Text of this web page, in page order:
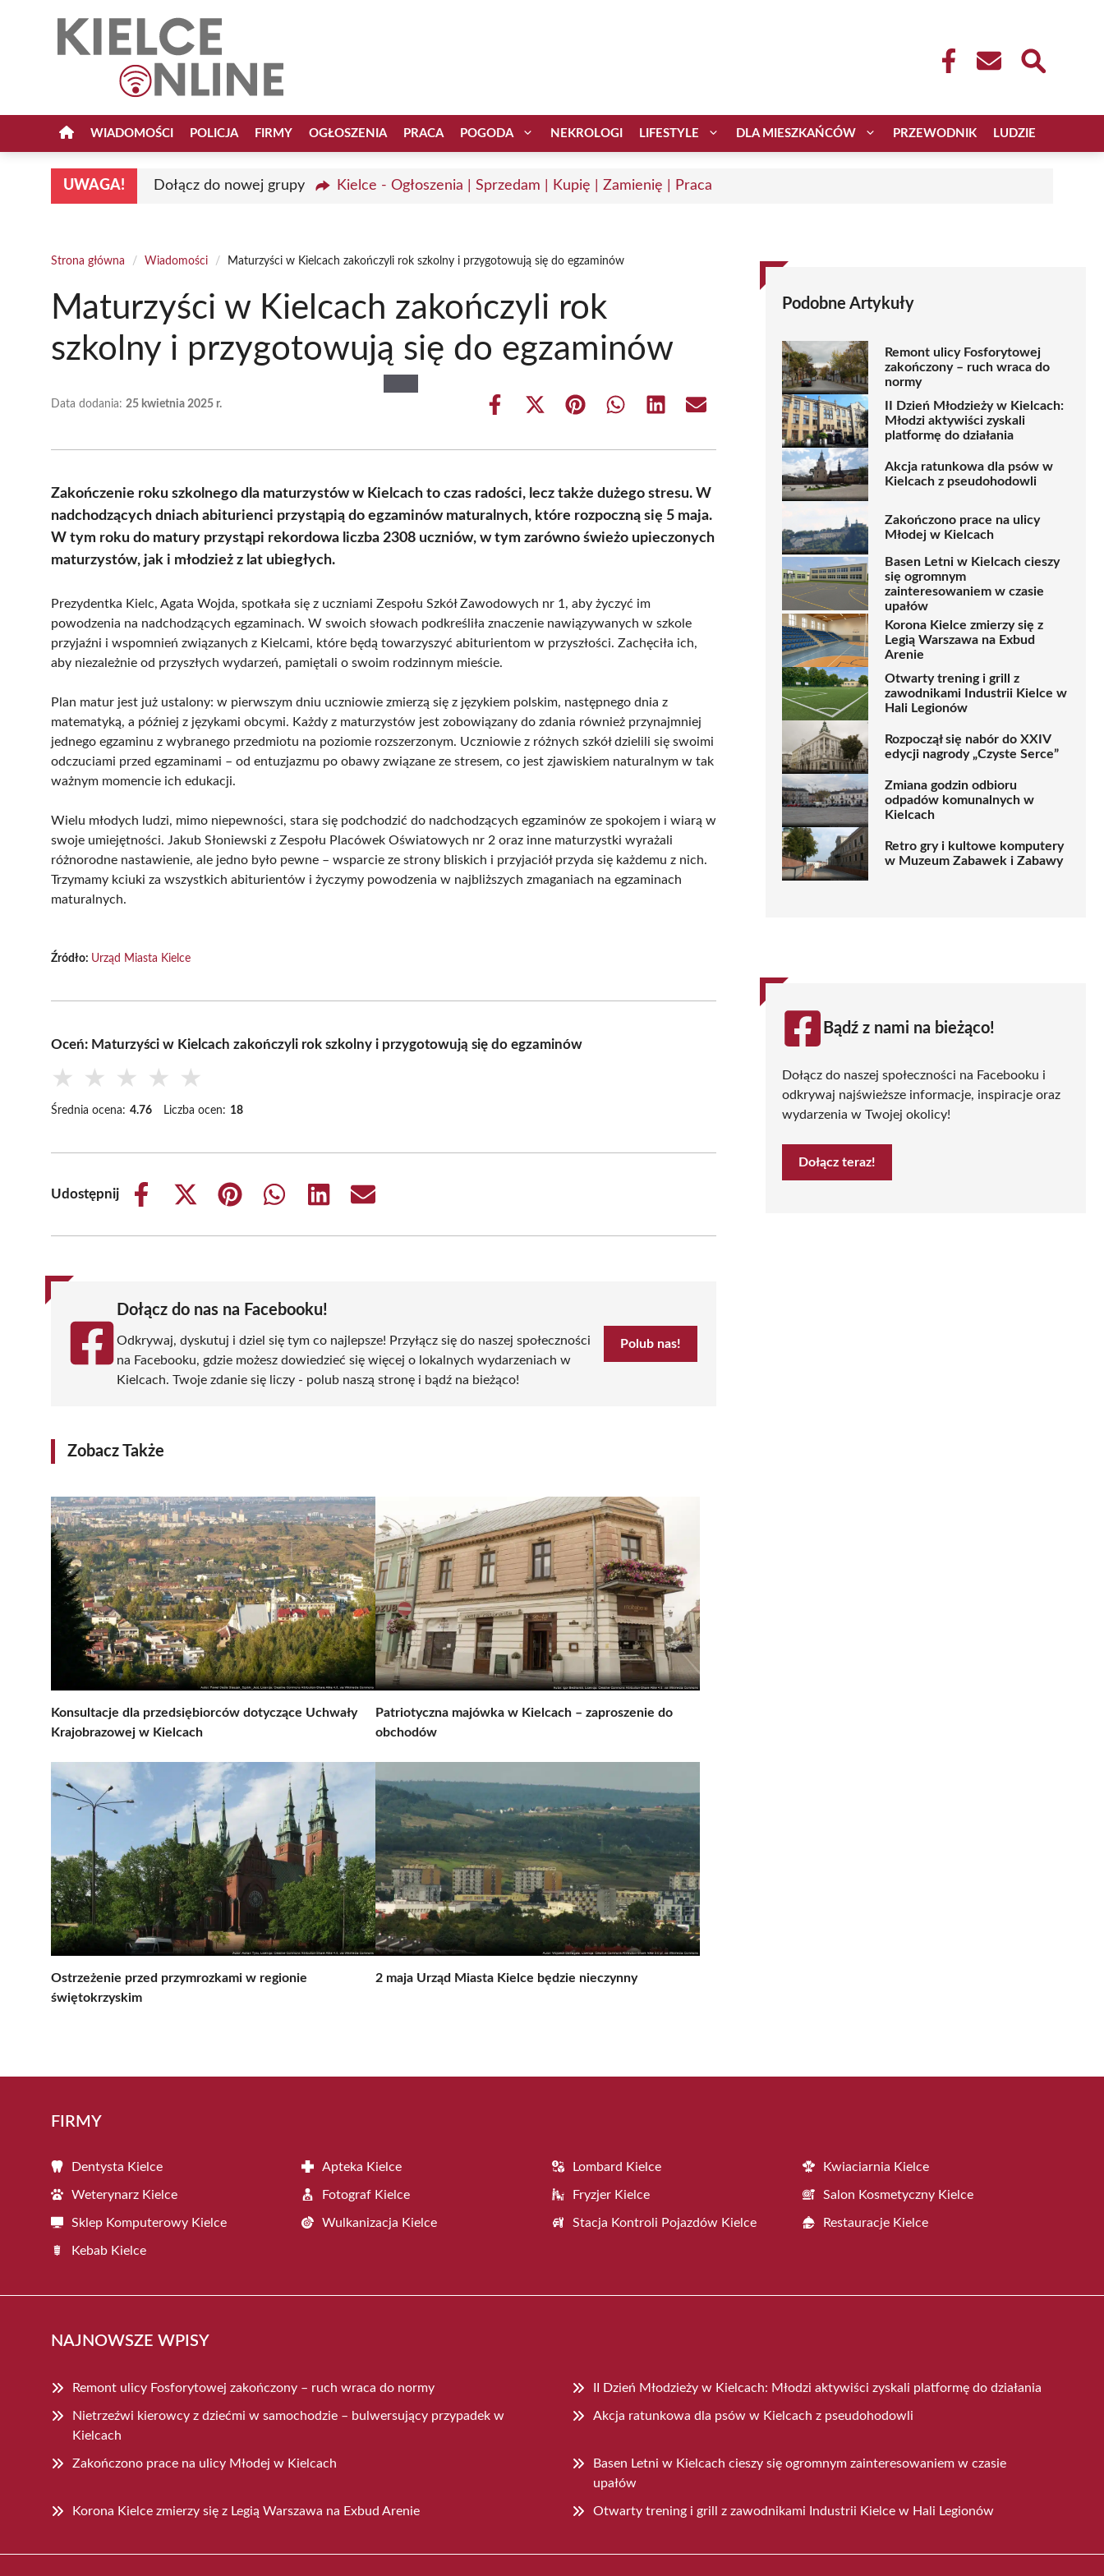
WIADOMOŚCI POLICJA FIRMY OGŁOSZENIA PRACA POGODA NEKROLOGI LIFESTYLE DLA MIESZKAŃCÓW PRZEWODNIK LUDZIE
UWAGA! Dołącz do nowej grupy Kielce - Ogłoszenia | Sprzedam | Kupię | Zamienię | Praca
Strona główna / Wiadomości / Maturzyści w Kielcach zakończyli rok szkolny i przygotowują się do egzaminów
Maturzyści w Kielcach zakończyli rok
szkolny i przygotowują się do egzaminów
Data dodania: 25 kwietnia 2025 r.
Share
Share
(Twitter)
Share Share Share Share
Zakończenie roku szkolnego dla maturzystów w Kielcach to czas radości, lecz także dużego stresu. W
nadchodzących dniach abiturienci przystąpią do egzaminów maturalnych, które rozpoczną się 5 maja.
W tym roku do matury przystąpi rekordowa liczba 2308 uczniów, w tym zarówno świeżo upieczonych
maturzystów, jak i młodzież z lat ubiegłych.
Prezydentka Kielc, Agata Wojda, spotkała się z uczniami Zespołu Szkół Zawodowych nr 1, aby życzyć im
powodzenia na nadchodzących egzaminach. W swoich słowach podkreśliła znaczenie nawiązywanych w szkole
przyjaźni i wspomnień związanych z Kielcami, które będą towarzyszyć abiturientom w przyszłości. Zachęciła ich,
aby niezależnie od przyszłych wydarzeń, pamiętali o swoim rodzinnym mieście.
Plan matur jest już ustalony: w pierwszym dniu uczniowie zmierzą się z językiem polskim, następnego dnia z
matematyką, a później z językami obcymi. Każdy z maturzystów jest zobowiązany do zdania również przynajmniej
jednego egzaminu z wybranego przedmiotu na poziomie rozszerzonym. Uczniowie z różnych szkół dzielili się swoimi
odczuciami przed egzaminami – od entuzjazmu po obawy związane ze stresem, co jest zjawiskiem naturalnym w tak
ważnym momencie ich edukacji.
Wielu młodych ludzi, mimo niepewności, stara się podchodzić do nadchodzących egzaminów ze spokojem i wiarą w
swoje umiejętności. Jakub Słoniewski z Zespołu Placówek Oświatowych nr 2 oraz inne maturzystki wyrażali
różnorodne nastawienie, ale jedno było pewne – wsparcie ze strony bliskich i przyjaciół przyda się każdemu z nich.
Trzymamy kciuki za wszystkich abiturientów i życzymy powodzenia w najbliższych zmaganiach na egzaminach
maturalnych.
Źródło: Urząd Miasta Kielce
Oceń: Maturzyści w Kielcach zakończyli rok szkolny i przygotowują się do egzaminów
★ ★ ★ ★ ★
Średnia ocena: 4.76 Liczba ocen: 18
Udostępnij
Share
Share
(Twitter)
Share
Share
Share
Share
Dołącz do nas na Facebooku!
Odkrywaj, dyskutuj i dziel się tym co najlepsze! Przyłącz się do naszej społeczności
na Facebooku, gdzie możesz dowiedzieć się więcej o lokalnych wydarzeniach w
Kielcach. Twoje zdanie się liczy - polub naszą stronę i bądź na bieżąco!
Polub nas!
Zobacz Także
Konsultacje dla przedsiębiorców dotyczące Uchwały
Krajobrazowej w Kielcach
Patriotyczna majówka w Kielcach – zaproszenie do
obchodów
Ostrzeżenie przed przymrozkami w regionie
świętokrzyskim
2 maja Urząd Miasta Kielce będzie nieczynny
Podobne Artykuły
Remont ulicy Fosforytowej
zakończony – ruch wraca do
normy
II Dzień Młodzieży w Kielcach:
Młodzi aktywiści zyskali
platformę do działania
Akcja ratunkowa dla psów w
Kielcach z pseudohodowli
Zakończono prace na ulicy
Młodej w Kielcach
Basen Letni w Kielcach cieszy
się ogromnym
zainteresowaniem w czasie
upałów
Korona Kielce zmierzy się z
Legią Warszawa na Exbud
Arenie
Otwarty trening i grill z
zawodnikami Industrii Kielce w
Hali Legionów
Rozpoczął się nabór do XXIV
edycji nagrody „Czyste Serce”
Zmiana godzin odbioru
odpadów komunalnych w
Kielcach
Retro gry i kultowe komputery
w Muzeum Zabawek i Zabawy
Bądź z nami na bieżąco!
Dołącz do naszej społeczności na Facebooku i
odkrywaj najświeższe informacje, inspiracje oraz
wydarzenia w Twojej okolicy!
Dołącz teraz!
FIRMY
Dentysta Kielce Apteka Kielce Lombard Kielce Kwiaciarnia Kielce
Weterynarz Kielce Fotograf Kielce Fryzjer Kielce Salon Kosmetyczny Kielce
Sklep Komputerowy Kielce Wulkanizacja Kielce Stacja Kontroli Pojazdów Kielce Restauracje Kielce
Kebab Kielce
NAJNOWSZE WPISY
Remont ulicy Fosforytowej zakończony – ruch wraca do normy II Dzień Młodzieży w Kielcach: Młodzi aktywiści zyskali platformę do działania
Nietrzeźwi kierowcy z dziećmi w samochodzie – bulwersujący przypadek w
Kielcach
Akcja ratunkowa dla psów w Kielcach z pseudohodowli
Zakończono prace na ulicy Młodej w Kielcach
Basen Letni w Kielcach cieszy się ogromnym zainteresowaniem w czasie
upałów
Korona Kielce zmierzy się z Legią Warszawa na Exbud Arenie Otwarty trening i grill z zawodnikami Industrii Kielce w Hali Legionów